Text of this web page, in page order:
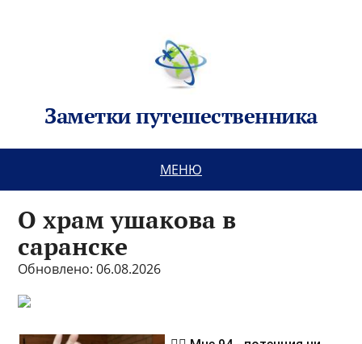
Заметки путешественника
МЕНЮ
О храм ушакова в
саранске
Обновлено: 06.08.2026